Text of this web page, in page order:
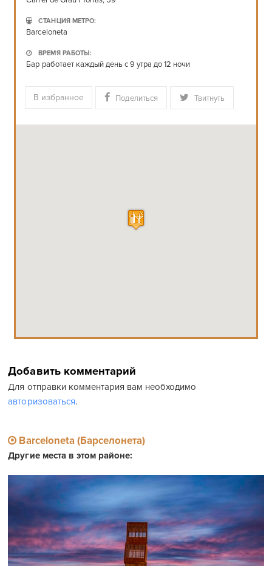
АДРЕС:
Carrer de Grau i Torras, 59
СТАНЦИЯ МЕТРО:
Barceloneta
ВРЕМЯ РАБОТЫ:
Добавить комментарий
Для отправки комментария вам необходимо
Barceloneta (Барселонета)